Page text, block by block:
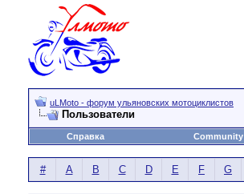
uLMoto - форум ульяновских мотоциклистов
Пользователи
Справка Community
# A B C D E F G